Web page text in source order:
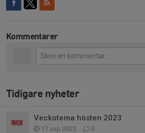
Kommentarer
Tidigare nyheter
Veckotema hösten 2023
17 sep 2023 0